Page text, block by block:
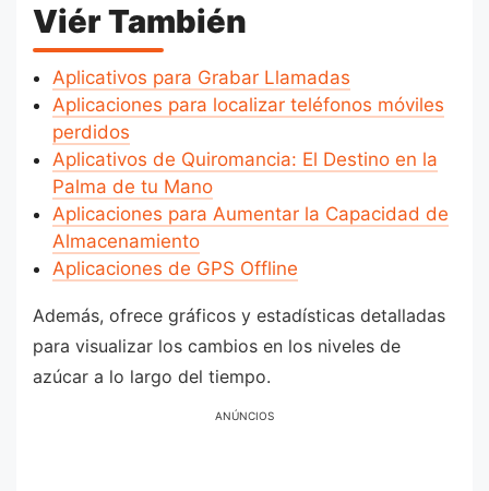
Viér También
Aplicativos para Grabar Llamadas
Aplicaciones para localizar teléfonos móviles
perdidos
Aplicativos de Quiromancia: El Destino en la
Palma de tu Mano
Aplicaciones para Aumentar la Capacidad de
Almacenamiento
Aplicaciones de GPS Offline
Además, ofrece gráficos y estadísticas detalladas
para visualizar los cambios en los niveles de
azúcar a lo largo del tiempo.
ANÚNCIOS